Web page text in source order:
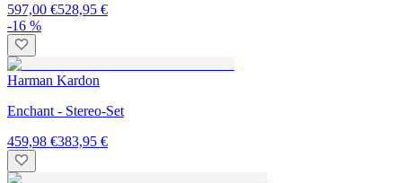
597,00 €528,95 €
-16 %
Harman Kardon
Enchant - Stereo-Set
459,98 €383,95 €